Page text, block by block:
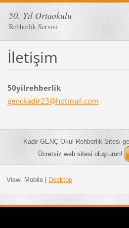
50. Yıl Ortaokulu
Rehberlik Servisi
İletişim
50yilrehberlik
genckadir23@hotmail.com
Kadir GENÇ Okul Rehberlik Sitesi
Ücretsiz web sitesi oluşturun!
View: Mobile| Desktop